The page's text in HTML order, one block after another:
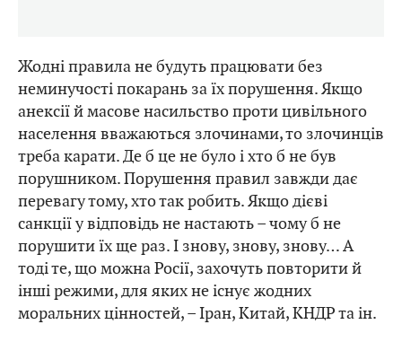
Жодні правила не будуть працювати без
неминучості покарань за їх порушення. Якщо
анексії й масове насильство проти цивільного
населення вважаються злочинами, то злочинців
треба карати. Де б це не було і хто б не був
порушником. Порушення правил завжди дає
перевагу тому, хто так робить. Якщо дієві
санкції у відповідь не настають – чому б не
порушити їх ще раз. І знову, знову, знову… А
тоді те, що можна Росії, захочуть повторити й
інші режими, для яких не існує жодних
моральних цінностей, – Іран, Китай, КНДР та ін.